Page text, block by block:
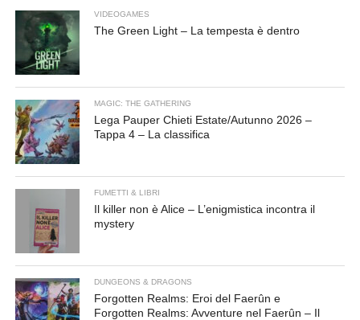
VIDEOGAMES
The Green Light – La tempesta è dentro
MAGIC: THE GATHERING
Lega Pauper Chieti Estate/Autunno 2026 –
Tappa 4 – La classifica
FUMETTI & LIBRI
Il killer non è Alice – L’enigmistica incontra il
mystery
DUNGEONS & DRAGONS
Forgotten Realms: Eroi del Faerûn e
Forgotten Realms: Avventure nel Faerûn – Il